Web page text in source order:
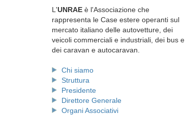
L'UNRAE è l'Associazione che
rappresenta le Case estere operanti sul
mercato italiano delle autovetture, dei
veicoli commerciali e industriali, dei bus e
dei caravan e autocaravan.
Chi siamo
Struttura
Presidente
Direttore Generale
Organi Associativi